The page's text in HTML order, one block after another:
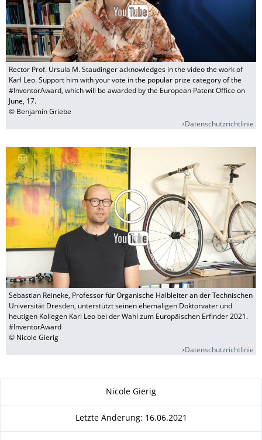
Rector Prof. Ursula M. Staudinger acknowledges in the video the work of
Karl Leo. Support him with your vote in the popular prize category of the
#InventorAward, which will be awarded by the European Patent Office on
June, 17.
© Benjamin Griebe
Datenschutzrichtlinie
Sebastian Reineke, Professor für Organische Halbleiter an der Technischen
Universität Dresden, unterstützt seinen ehemaligen Doktorvater und
heutigen Kollegen Karl Leo bei der Wahl zum Europäischen Erfinder 2021.
#InventorAward
© Nicole Gierig
Datenschutzrichtlinie
Nicole Gierig
Letzte Änderung: 16.06.2021